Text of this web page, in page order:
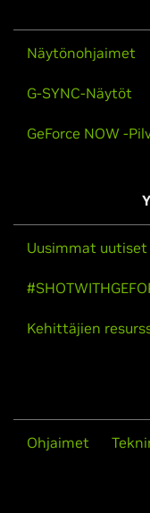
Näytönohjaimet
G-SYNC-Näytöt
GeForce NOW -
Uusimmat uutiset
Kehittäjien
Ohjaimet